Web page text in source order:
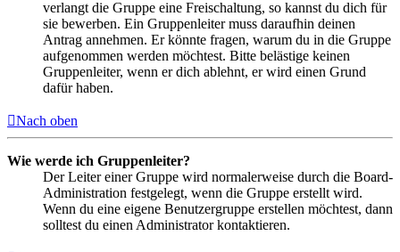
verlangt die Gruppe eine Freischaltung, so kannst du dich für
sie bewerben. Ein Gruppenleiter muss daraufhin deinen
Antrag annehmen. Er könnte fragen, warum du in die Gruppe
aufgenommen werden möchtest. Bitte belästige keinen
Gruppenleiter, wenn er dich ablehnt, er wird einen Grund
dafür haben.
Nach oben
Wie werde ich Gruppenleiter?
Der Leiter einer Gruppe wird normalerweise durch die Board-
Administration festgelegt, wenn die Gruppe erstellt wird.
Wenn du eine eigene Benutzergruppe erstellen möchtest, dann
solltest du einen Administrator kontaktieren.